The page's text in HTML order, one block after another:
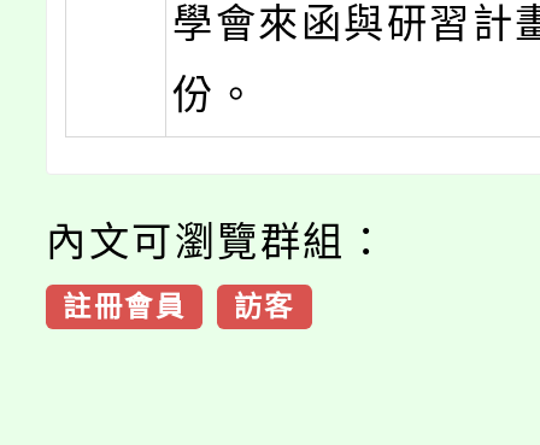
學會來函與研習計
份。
內文可瀏覽群組：
註冊會員 訪客